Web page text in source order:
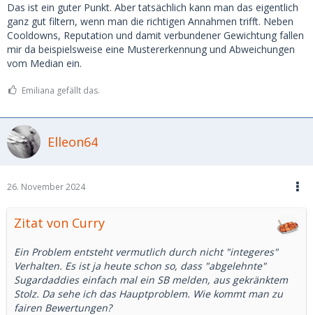
Das ist ein guter Punkt. Aber tatsächlich kann man das eigentlich
ganz gut filtern, wenn man die richtigen Annahmen trifft. Neben
Cooldowns, Reputation und damit verbundener Gewichtung fallen
mir da beispielsweise eine Mustererkennung und Abweichungen
vom Median ein.
Emiliana gefällt das.
Elleon64
26. November 2024
Zitat von Curry
Ein Problem entsteht vermutlich durch nicht "integeres"
Verhalten. Es ist ja heute schon so, dass "abgelehnte"
Sugardaddies einfach mal ein SB melden, aus gekränktem
Stolz. Da sehe ich das Hauptproblem. Wie kommt man zu
fairen Bewertungen?